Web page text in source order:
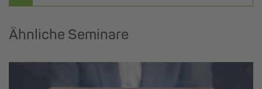
Ähnliche Seminare